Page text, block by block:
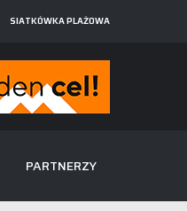
SIATKÓWKA PLAŻOWA
PARTNERZY